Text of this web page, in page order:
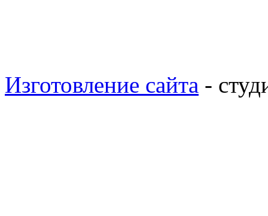
Изготовление сайта -